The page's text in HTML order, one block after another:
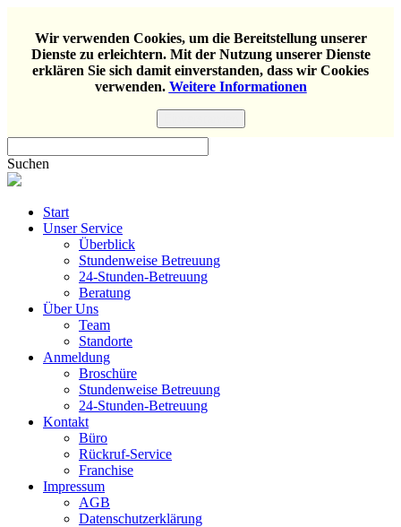
Wir verwenden Cookies, um die Bereitstellung unserer
Dienste zu erleichtern. Mit der Nutzung unserer Dienste
erklären Sie sich damit einverstanden, dass wir Cookies
verwenden. Weitere Informationen
Suchen
Start
Unser Service
Überblick
Stundenweise Betreuung
24-Stunden-Betreuung
Beratung
Über Uns
Team
Standorte
Anmeldung
Broschüre
Stundenweise Betreuung
24-Stunden-Betreuung
Kontakt
Büro
Rückruf-Service
Franchise
Impressum
AGB
Datenschutzerklärung